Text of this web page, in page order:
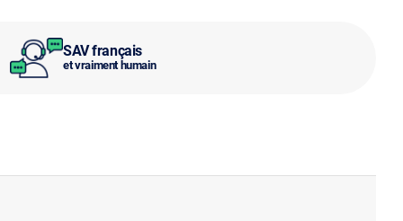
SAV français
et vraiment humain